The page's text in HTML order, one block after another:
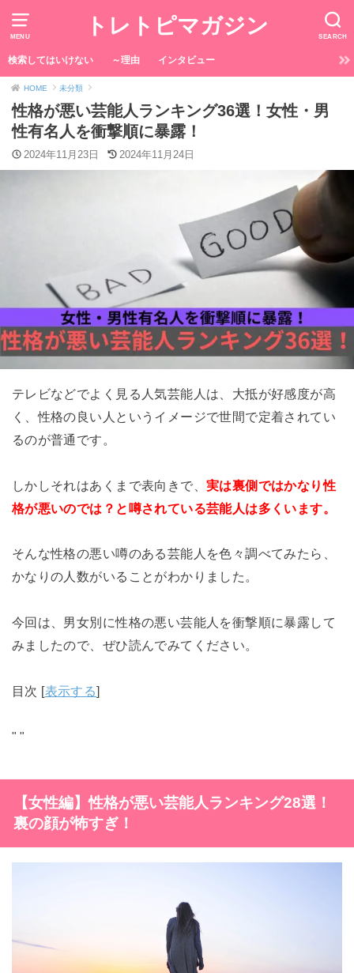
MENU SEARCH
トレトピマガジン
検索してはいけない ～理由 インタビュー
HOME 未分類
性格が悪い芸能人ランキング36選！女性・男
性有名人を衝撃順に暴露！
2024年11月23日 2024年11月24日
テレビなどでよく見る人気芸能人は、大抵が好感度が高
く、性格の良い人というイメージで世間で定着されてい
るのが普通です。
しかしそれはあくまで表向きで、実は裏側ではかなり性
格が悪いのでは？と噂されている芸能人は多くいます。
そんな性格の悪い噂のある芸能人を色々調べてみたら、
かなりの人数がいることがわかりました。
今回は、男女別に性格の悪い芸能人を衝撃順に暴露して
みましたので、ぜひ読んでみてください。
目次 [表示する]
" "
【女性編】性格が悪い芸能人ランキング28選！
裏の顔が怖すぎ！